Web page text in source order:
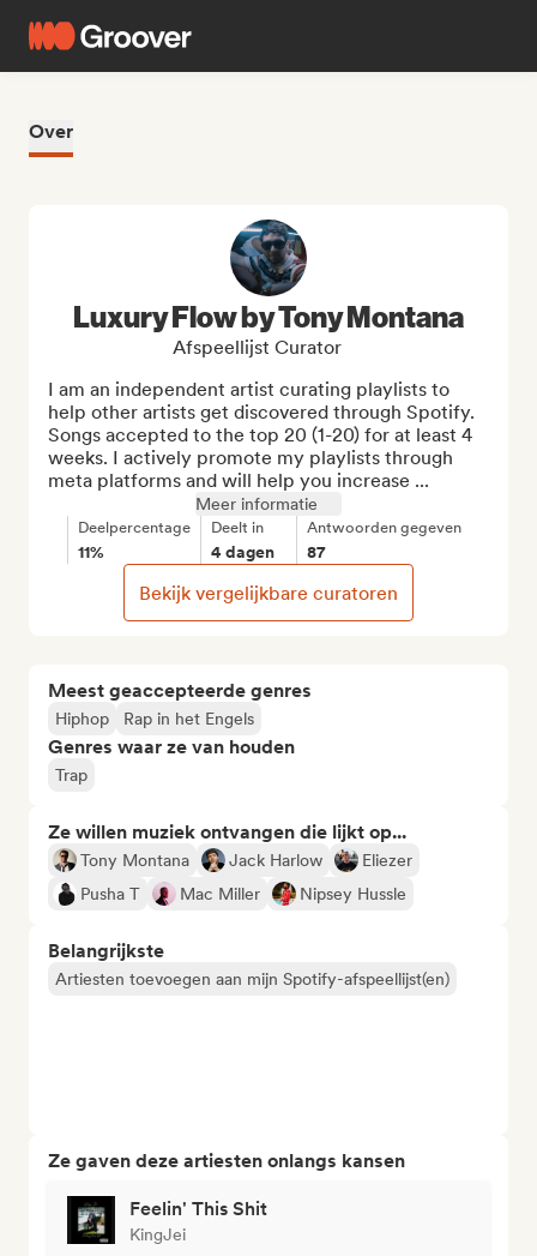
Over
Meest geaccepteerde genres
Hiphop Rap in het Engels
Genres waar ze van houden
Trap
Ze willen muziek ontvangen die lijkt op...
Tony Montana Jack Harlow
Eliezer
Pusha T
Mac Miller Nipsey Hussle
Belangrijkste
Artiesten toevoegen aan mijn Spotify-afspeellijst(en)
Ze gaven deze artiesten onlangs kansen
Feelin' This Shit
KingJei
Luxury Flow by Tony Montana
Afspeellijst Curator
I am an independent artist curating playlists to
help other artists get discovered through Spotify.
Songs accepted to the top 20 (1-20) for at least 4
weeks. I actively promote my playlists through
meta platforms and will help you increase ...
Meer informatie
Deelpercentage
11%
Deelt in
4 dagen
Antwoorden gegeven
87
Bekijk vergelijkbare curatoren